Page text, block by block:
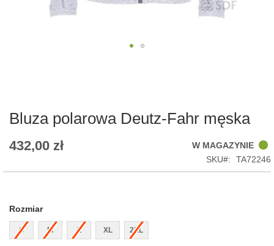
the
gallery
Bluza polarowa Deutz-Fahr męska
432,00 zł
W MAGAZYNIE
SKU
TA72246
Rozmiar
S M L XL 2XL